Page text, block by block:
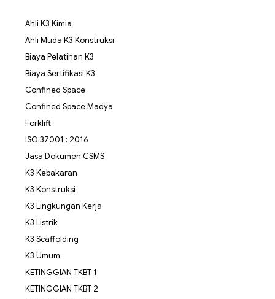
Ahli K3 Kimia
Ahli Muda K3 Konstruksi
Biaya Pelatihan K3
Biaya Sertifikasi K3
Confined Space
Confined Space Madya
Forklift
ISO 37001 : 2016
Jasa Dokumen CSMS
K3 Kebakaran
K3 Konstruksi
K3 Lingkungan Kerja
K3 Listrik
K3 Scaffolding
K3 Umum
KETINGGIAN TKBT 1
KETINGGIAN TKBT 2